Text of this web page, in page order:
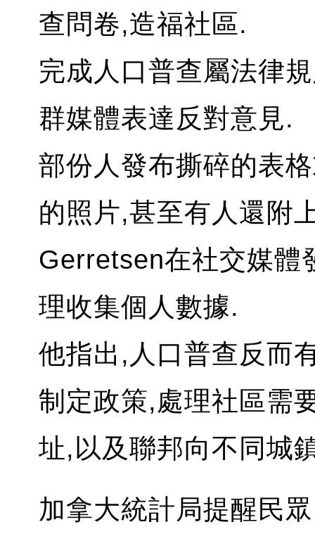
查問卷,造福社區.
完成人口普查屬法律
群媒體表達反對意見.
部份人發布撕碎的表
的照片,甚至有人還附
Gerretsen在社交媒體
理收集個人數據.
他指出,人口普查反而
制定政策,處理社區需
址,以及聯邦向不同城
加拿大統計局提醒民